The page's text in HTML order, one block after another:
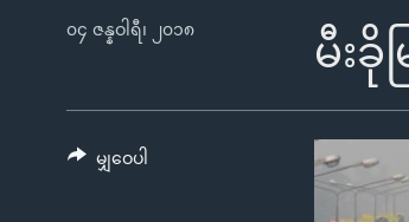
နိုင်ငံတကာ
တရုတ်
အစ္စရေး-ပါလက်စတိုင်း
ရပ်ဝန်းတခု လမ်းတခု အလွန်
အင်္ဂလိပ်စာလေ့လာမယ်
မီးခို
၀၄ ဇန္နဝါရီ၊ ၂၀၁၈
မျှဝေပါ